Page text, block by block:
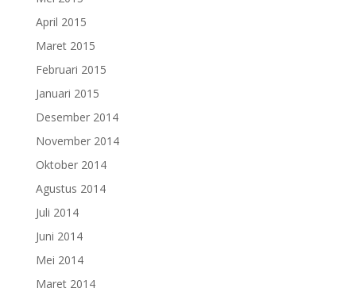
April 2015
Maret 2015
Februari 2015
Januari 2015
Desember 2014
November 2014
Oktober 2014
Agustus 2014
Juli 2014
Juni 2014
Mei 2014
Maret 2014